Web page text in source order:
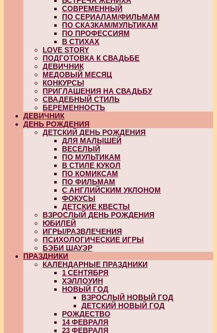
СОВРЕМЕННЫЙ
ПО СЕРИАЛАМ/ФИЛЬМАМ
ПО СКАЗКАМ/МУЛЬТИКАМ
ПО ПРОФЕССИЯМ
В СТИХАХ
LOVE STORY
ПОДГОТОВКА К СВАДЬБЕ
ДЕВИЧНИК
МЕДОВЫЙ МЕСЯЦ
КОНКУРСЫ
ПРИГЛАШЕНИЯ НА СВАДЬБУ
СВАДЕБНЫЙ СТИЛЬ
БЕРЕМЕННОСТЬ
ДЕВИЧНИК
ДЕНЬ РОЖДЕНИЯ
ДЕТСКИЙ ДЕНЬ РОЖДЕНИЯ
ДЛЯ МАЛЫШЕЙ
ВЕСЕЛЫЙ
ПО МУЛЬТИКАМ
В СТИЛЕ КУКОЛ
ПО КОМИКСАМ
ПО ФИЛЬМАМ
С АНГЛИЙСКИМ УКЛОНОМ
ФОКУСЫ
ДЕТСКИЕ КВЕСТЫ
ВЗРОСЛЫЙ ДЕНЬ РОЖДЕНИЯ
ЮБИЛЕЙ
ИГРЫ/РАЗВЛЕЧЕНИЯ
ПСИХОЛОГИЧЕСКИЕ ИГРЫ
БЭБИ ШАУЭР
ПРАЗДНИКИ
КАЛЕНДАРНЫЕ ПРАЗДНИКИ
1 СЕНТЯБРЯ
ХЭЛЛОУИН
НОВЫЙ ГОД
ВЗРОСЛЫЙ НОВЫЙ ГОД
ДЕТСКИЙ НОВЫЙ ГОД
РОЖДЕСТВО
14 ФЕВРАЛЯ
23 ФЕВРАЛЯ